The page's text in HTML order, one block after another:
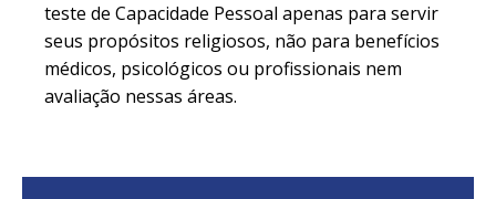
teste de Capacidade Pessoal apenas para servir
seus propósitos religiosos, não para benefícios
médicos, psicológicos ou profissionais nem
avaliação nessas áreas.